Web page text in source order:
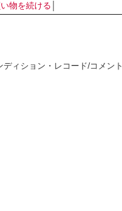
物を続ける
ィション・レコード/コメント